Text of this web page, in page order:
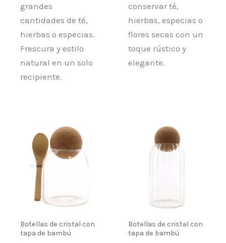
grandes
cantidades de té,
hierbas o especias.
Frescura y estilo
natural en un solo
recipiente.
conservar té,
hierbas, especias o
flores secas con un
toque rústico y
elegante.
Botellas de cristal con
tapa de bambú
Botellas de cristal con
tapa de bambú